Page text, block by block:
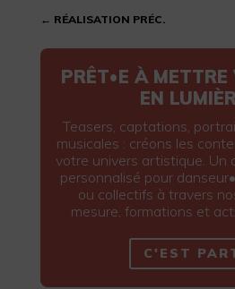
← RÉALISATION PRÉC.
PRÊT•E À
EN
Teasers, captations,
musicales : créons les
votre univers artistique. Un
personnalisé pour
ou collectifs à travers
mesure, formations et
C'EST